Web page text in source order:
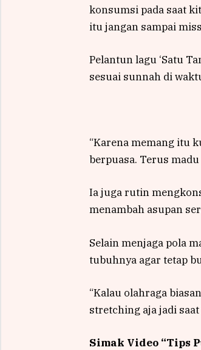
konsumsi pada saat
itu jangan sampai
Pelantun lagu ‘Satu
sesuai sunnah di
“Karena memang itu
berpuasa. Terus
Ia juga rutin
menambah asupan
Selain menjaga pola
tubuhnya agar tetap
“Kalau olahraga
stretching aja jadi
Simak Video “Tips